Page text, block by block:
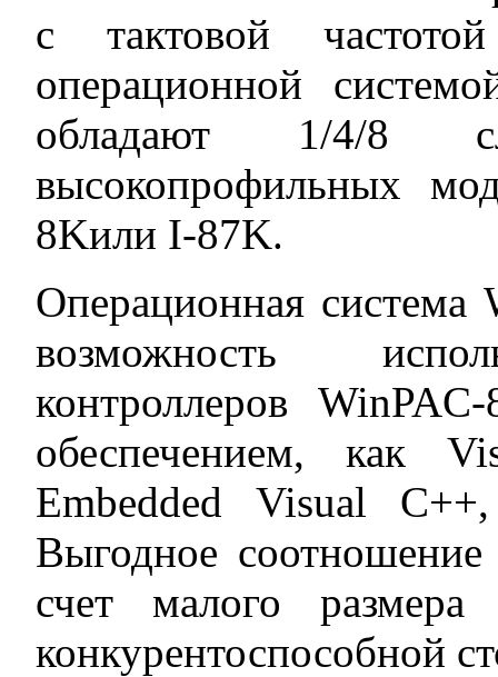
с тактовой
операционной
обладают 1/4/8
высокопрофильных
8Kили I-87K.
Операционная система
возможность
контроллеров
обеспечением, как
Embedded Visual
Выгодное соотношение
счет малого
конкурентоспособной